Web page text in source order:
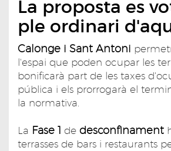
La proposta es
ple ordinari
Calonge i Sant Antoni
l'espai que poden ocupar les
bonificarà part de les taxes
pública i els prorrogarà el
la normativa.
La Fase 1 de desconfinament
terrasses de bars i restaurants